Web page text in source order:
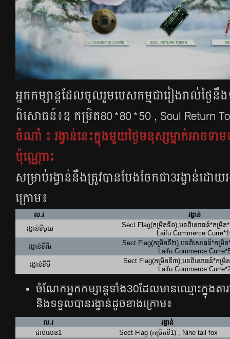
អ្នកកម្សាន្ដដែលចូលរួមបេសកម្មជារៀងរាល់ថ្ង
ពិសោធន៍៖ឧ កម្រិត80*80*50 , Soul Return
ចំណាំ ៖​ រង្វាន់នេះក្នុងមួយថ្ងៃមនុស្សម្នាក់អាចទាម
ប៉ុណ្ណោះ
សម្រាប់រង្វាន់នឺងត្រូវបានបែងចែកជា3រង្វាន់ដោយ
ក្រោម៖
ល.រ
រង្វាន់
រង្វាន់ទីមួយ
Sect​ Flag(កម្រិតទី១)​,បទពិសោធន៍*​កម្រិ
Laifu Commerce
រង្វាន់ទីពីរ
Sect Flag(កម្រិតទី២)​,​បទពិសោធន៍*​កម្រិ
Laifu Commerce
រង្វាន់ទីបី
Sect Flag(កម្រិតទី៣)​,​បទពិសោធន៍*​កម្រិត
Laifu Commerce
ចំណែកអ្នកកម្សាន្ដទាំង30ដែលមានឈ្មោះក្នុងត
និងទទួលបានរង្វាន់ដូចខាងក្រោម៖
ល.រ
រង្វាន់
ជាប់លេខ1
Sect Flag (កម្រិតទី1) , Nine tail fox